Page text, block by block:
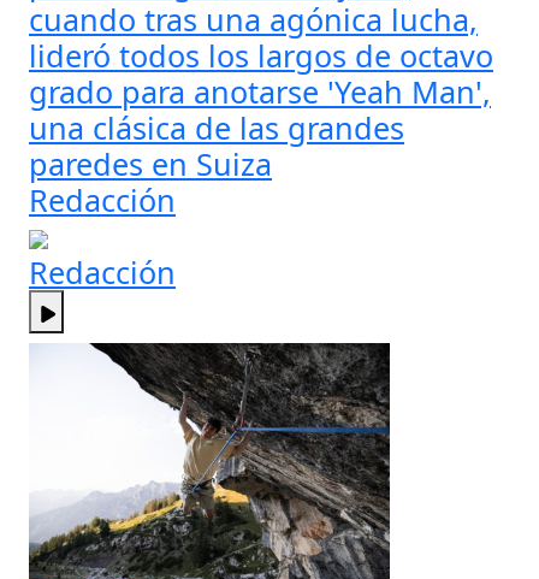
cuando tras una agónica lucha,
lideró todos los largos de octavo
grado para anotarse 'Yeah Man',
una clásica de las grandes
paredes en Suiza
Redacción
Redacción